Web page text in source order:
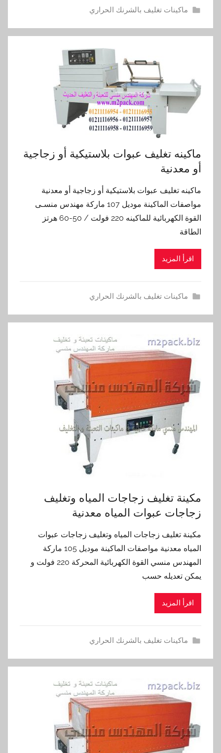
ماكينات تغليف بالشرنك الحراري
ماكينه تغليف عبوات بلاستيكية أو زجاجية
أو معدنية
ماكينه تغليف عبوات بلاستيكية أو زجاجية أو معدنية
مواصفات الماكينة موديل 107 ماركة مهندس منسـى
القوة الكهربائية للماكينه 220 فولت / 50-60 هرتز
الطاقة
اقرأ المزيد
ماكينات تغليف بالشرنك الحراري
مكينة تغليف زجاجات المياه وتغليف
زجاجات عبوات المياه معدنية
مكينة تغليف زجاجات المياه وتغليف زجاجات عبوات
المياه معدنية مواصفات الماكينة موديل 105 ماركة
المهندس منسي القوة الكهربائية المحركة 220 فولت و
يمكن تعديله حسب
اقرأ المزيد
ماكينات تغليف بالشرنك الحراري